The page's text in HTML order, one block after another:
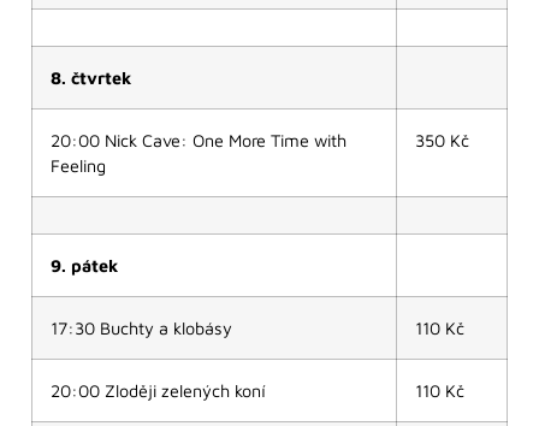
8. čtvrtek
20:00 Nick Cave: One More Time with
Feeling
350 Kč
9. pátek
17:30 Buchty a klobásy 110 Kč
20:00 Zloději zelených koní 110 Kč